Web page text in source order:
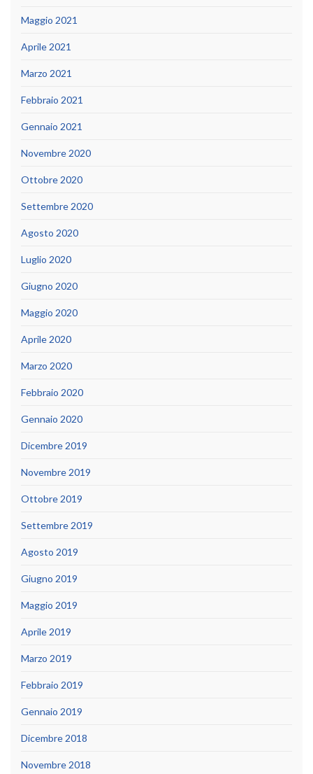
Maggio 2021
Aprile 2021
Marzo 2021
Febbraio 2021
Gennaio 2021
Novembre 2020
Ottobre 2020
Settembre 2020
Agosto 2020
Luglio 2020
Giugno 2020
Maggio 2020
Aprile 2020
Marzo 2020
Febbraio 2020
Gennaio 2020
Dicembre 2019
Novembre 2019
Ottobre 2019
Settembre 2019
Agosto 2019
Giugno 2019
Maggio 2019
Aprile 2019
Marzo 2019
Febbraio 2019
Gennaio 2019
Dicembre 2018
Novembre 2018